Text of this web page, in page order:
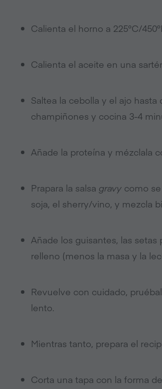
Calienta el horno a 225°C/
Calienta el aceite en una
Saltea la cebolla y el ajo hasta
champiñones y cocina 3-4
Añade la proteína y mézclala
Prapara la salsa gravy como
soja, el sherry/vino, y mezcla
Añade los guisantes, las setas
relleno (menos la masa y la
Revuelve con cuidado,
lento.
Mientras tanto, prepara el
Corta una tapa con la forma